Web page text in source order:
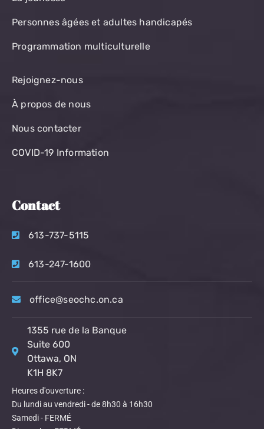
Personnes âgées et adultes handicapés
Programmation multiculturelle
Rejoignez-nous
À propos de nous
Nous contacter
COVID-19 Information
Contact
613-737-5115
613-247-1600
office@seochc.on.ca
1355 rue de la Banque
Suite 600
Ottawa, ON
K1H 8K7
Heures d'ouverture :
Du lundi au vendredi - de 8h30 à 16h30
Samedi - FERMÉ